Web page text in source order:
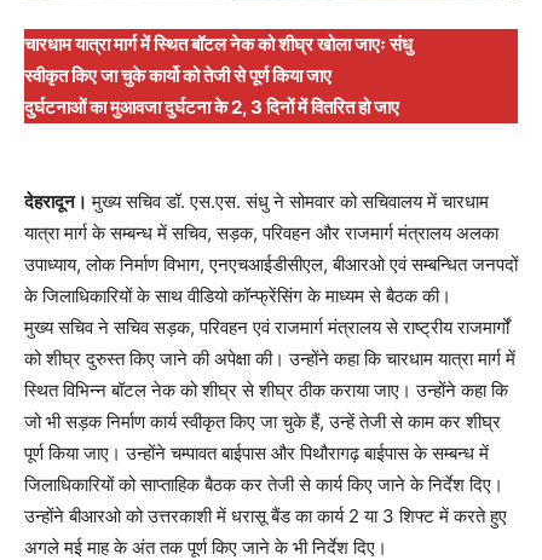
चारधाम यात्रा मार्ग में स्थित बॉटल नेक को शीघ्र खोला जाएः संधु
स्वीकृत किए जा चुके कार्यो को तेजी से पूर्ण किया जाए
दुर्घटनाओं का मुआवजा दुर्घटना के 2, 3 दिनों में वितरित हो जाए
देहरादून। मुख्य सचिव डॉ. एस.एस. संधु ने सोमवार को सचिवालय में चारधाम
यात्रा मार्ग के सम्बन्ध में सचिव, सड़क, परिवहन और राजमार्ग मंत्रालय अलका
उपाध्याय, लोक निर्माण विभाग, एनएचआईडीसीएल, बीआरओ एवं सम्बन्धित जनपदों
के जिलाधिकारियों के साथ वीडियो कॉन्फ्रेंसिंग के माध्यम से बैठक की।
मुख्य सचिव ने सचिव सड़क, परिवहन एवं राजमार्ग मंत्रालय से राष्ट्रीय राजमार्गों
को शीघ्र दुरुस्त किए जाने की अपेक्षा की। उन्होंने कहा कि चारधाम यात्रा मार्ग में
स्थित विभिन्न बॉटल नेक को शीघ्र से शीघ्र ठीक कराया जाए। उन्होंने कहा कि
जो भी सड़क निर्माण कार्य स्वीकृत किए जा चुके हैं, उन्हें तेजी से काम कर शीघ्र
पूर्ण किया जाए। उन्होंने चम्पावत बाईपास और पिथौरागढ़ बाईपास के सम्बन्ध में
जिलाधिकारियों को साप्ताहिक बैठक कर तेजी से कार्य किए जाने के निर्देश दिए।
उन्होंने बीआरओ को उत्तरकाशी में धरासू बैंड का कार्य 2 या 3 शिफ्ट में करते हुए
अगले मई माह के अंत तक पूर्ण किए जाने के भी निर्देश दिए।